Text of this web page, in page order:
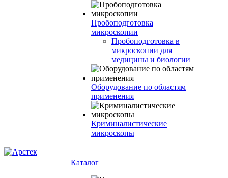
Пробоподготовка
микроскопии
Пробоподготовка в
микроскопии для
медицины и биологии
Оборудование по областям
применения
Криминалистические
микроскопы
Каталог